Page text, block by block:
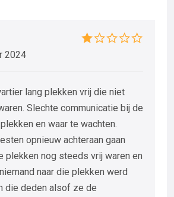
2024
lang plekken vrij die niet
Slechte communicatie bij de
en waar te wachten.
opnieuw achteraan gaan
plekken nog steeds vrij waren en
naar die plekken werd
die deden alsof ze de